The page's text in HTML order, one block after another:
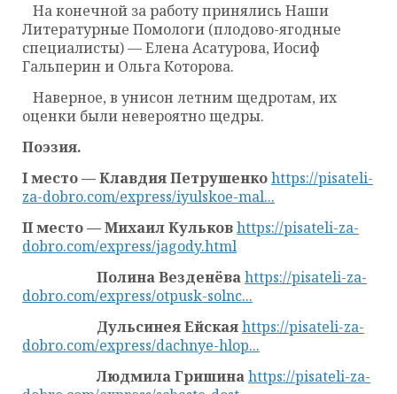
На конечной за работу принялись Наши
Литературные Помологи (плодово-ягодные
специалисты) — Елена Асатурова, Иосиф
Гальперин и Ольга Которова.
Наверное, в унисон летним щедротам, их
оценки были невероятно щедры.
Поэзия.
I место — Клавдия Петрушенкоhttps://pisateli-
za-dobro.com/express/iyulskoe-mal...
II место — Михаил Кульковhttps://pisateli-za-
dobro.com/express/jagody.html
Полина Везденёваhttps://pisateli-za-
dobro.com/express/otpusk-solnc...
Дульсинея Ейскаяhttps://pisateli-za-
dobro.com/express/dachnye-hlop...
Людмила Гришинаhttps://pisateli-za-